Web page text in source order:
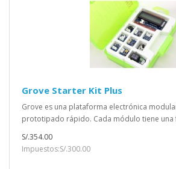
Grove Starter Kit Plus
Grove es una plataforma electrónica
prototipado rápido. Cada módulo tiene una
S/.354.00
Impuestos:S/.300.00